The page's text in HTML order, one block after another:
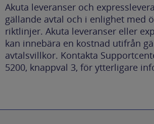
Akuta leveranser och
gällande avtal och i enlighet med
riktlinjer. Akuta leveranser eller
kan innebära en kostnad utifrån
avtalsvillkor. Kontakta
5200, knappval 3, för ytterligare